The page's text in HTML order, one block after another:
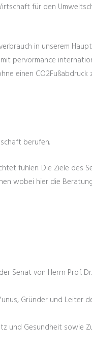
für den
in unserem
pervormance
einen CO2Fußabdruck
berufen.
fühlen. Die Ziele des
wobei hier die
Senat von Herrn Prof.
Gründer und Leiter
Gesundheit sowie